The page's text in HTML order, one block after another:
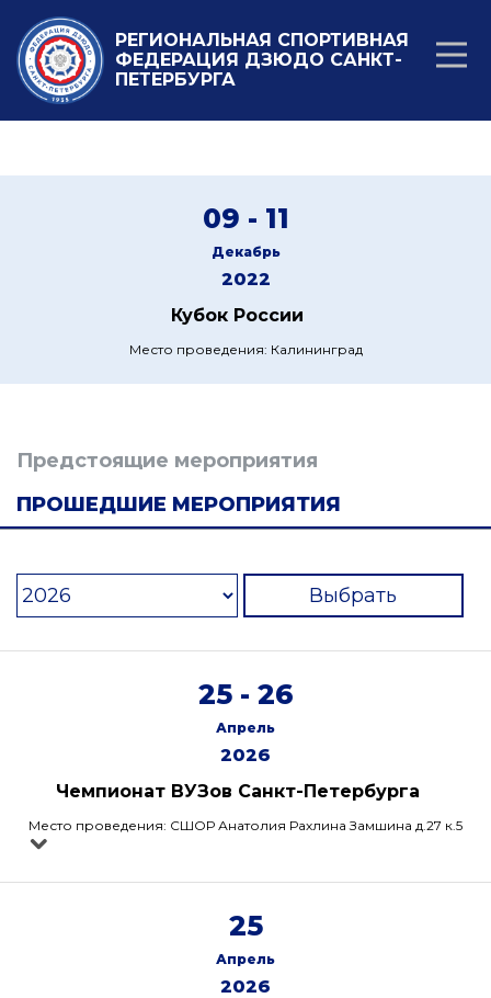
РЕГИОНАЛЬНАЯ СПОРТИВНАЯ
ФЕДЕРАЦИЯ ДЗЮДО САНКТ-
ПЕТЕРБУРГА
09 - 11
Декабрь
2022
Кубок России
Место проведения: Калининград
Предстоящие мероприятия
ПРОШЕДШИЕ МЕРОПРИЯТИЯ
Выбрать
25 - 26
Апрель
2026
Чемпионат ВУЗов Санкт-Петербурга
Место проведения: СШОР Анатолия Рахлина Замшина д.27 к.5
25
Апрель
2026